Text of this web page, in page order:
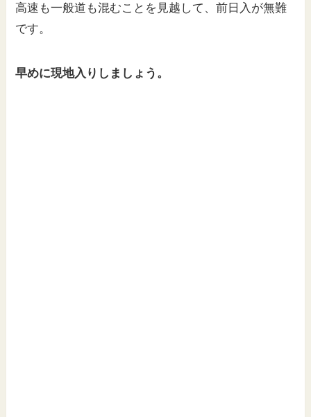
高速も一般道も混むことを見越して、前日入が無難
です。
早めに現地入りしましょう。